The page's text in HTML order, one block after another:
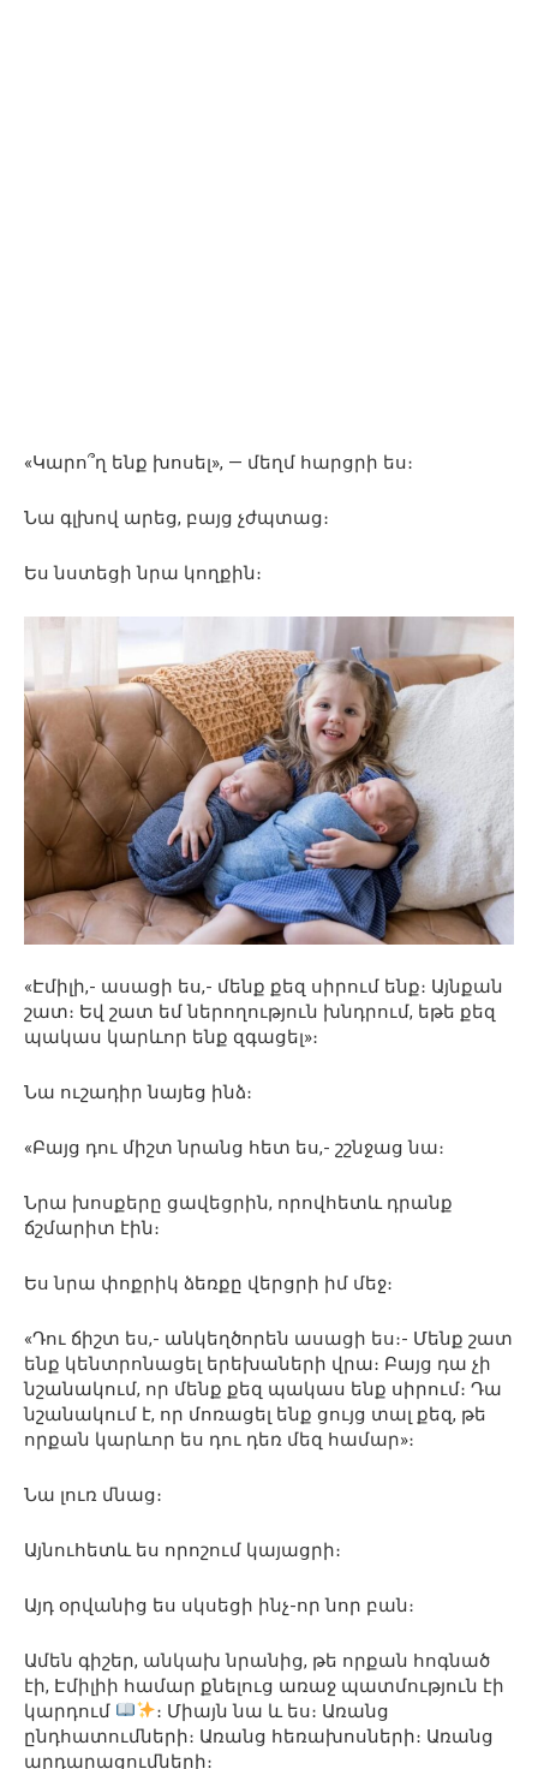
«Կարո՞ղ ենք խոսել», — մեղմ հարցրի ես։
Նա գլխով արեց, բայց չժպտաց։
Ես նստեցի նրա կողքին։
«Էմիլի,- ասացի ես,- մենք քեզ սիրում ենք։ Այնքան
շատ։ Եվ շատ եմ ներողություն խնդրում, եթե քեզ
պակաս կարևոր ենք զգացել»։
Նա ուշադիր նայեց ինձ։
«Բայց դու միշտ նրանց հետ ես,- շշնջաց նա։
Նրա խոսքերը ցավեցրին, որովհետև դրանք
ճշմարիտ էին։
Ես նրա փոքրիկ ձեռքը վերցրի իմ մեջ։
«Դու ճիշտ ես,- անկեղծորեն ասացի ես։- Մենք շատ
ենք կենտրոնացել երեխաների վրա։ Բայց դա չի
նշանակում, որ մենք քեզ պակաս ենք սիրում։ Դա
նշանակում է, որ մոռացել ենք ցույց տալ քեզ, թե
որքան կարևոր ես դու դեռ մեզ համար»։
Նա լուռ մնաց։
Այնուհետև ես որոշում կայացրի։
Այդ օրվանից ես սկսեցի ինչ-որ նոր բան։
Ամեն գիշեր, անկախ նրանից, թե որքան հոգնած
էի, Էմիլիի համար քնելուց առաջ պատմություն էի
կարդում
։ Միայն նա և ես։ Առանց
ընդհատումների։ Առանց հեռախոսների։ Առանց
արդարացումների։